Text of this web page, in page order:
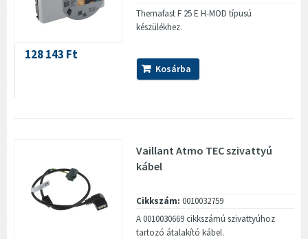
Themafast F 25 E H-MOD típusú
készülékhez.
128 143 Ft
Kosárba
Vaillant Atmo TEC szivattyú
kábel
Cikkszám: 0010032759
A 0010030669 cikkszámú szivattyúhoz
tartozó átalakító kábel.